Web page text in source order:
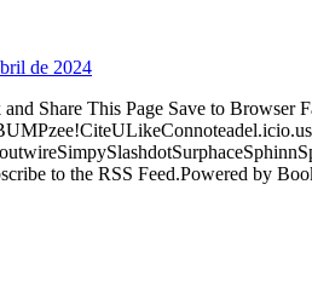
de 2024
Share This Page Save to Browser
to the RSS Feed.Powered by